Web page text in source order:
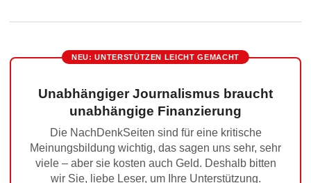
NEU: UNTERSTÜTZEN LEICHT GEMACHT
Unabhängiger Journalismus braucht
unabhängige Finanzierung
Die NachDenkSeiten sind für eine kritische
Meinungsbildung wichtig, das sagen uns sehr, sehr
viele – aber sie kosten auch Geld. Deshalb bitten
wir Sie, liebe Leser, um Ihre Unterstützung.